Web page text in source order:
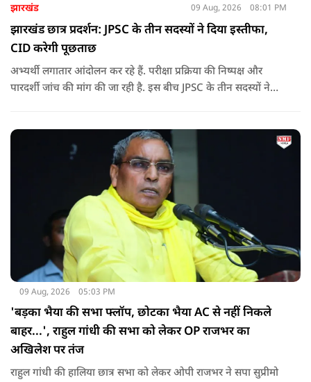
झारखंड 09 Aug, 2026 08:01 PM
झारखंड छात्र प्रदर्शन: JPSC के तीन सदस्यों ने दिया इस्तीफा,
CID करेगी पूछताछ
अभ्यर्थी लगातार आंदोलन कर रहे हैं. परीक्षा प्रक्रिया की निष्पक्ष और
पारदर्शी जांच की मांग की जा रही है. इस बीच JPSC के तीन सदस्यों ने
09 Aug, 2026 05:03 PM
'बड़का भैया की सभा फ्लॉप, छोटका भैया AC से नहीं निकले
बाहर...', राहुल गांधी की सभा को लेकर OP राजभर का
अखिलेश पर तंज
राहुल गांधी की हालिया छात्र सभा को लेकर ओपी राजभर ने सपा सुप्रीमो